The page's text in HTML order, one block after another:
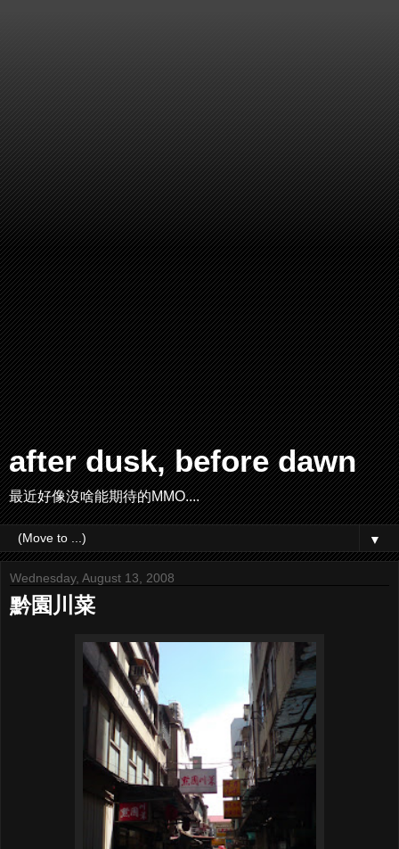
after dusk, before dawn
最近好像沒啥能期待的MMO....
▼
Wednesday, August 13, 2008
黔園川菜